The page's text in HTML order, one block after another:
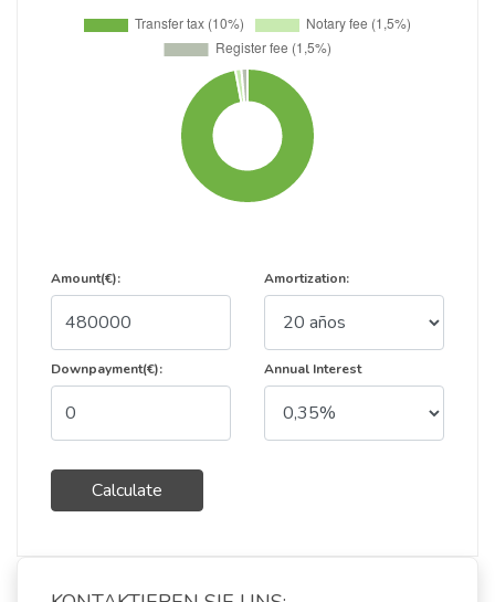
Amount(€):
Downpayment(€):
Calculate
Amortization:
Annual Interest